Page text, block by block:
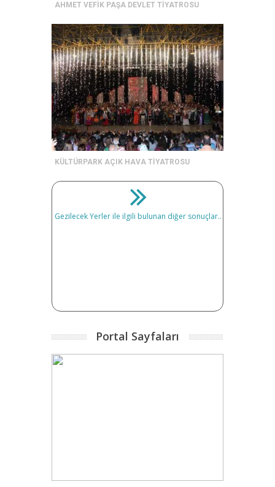
AHMET VEFİK PAŞA DEVLET TİYATROSU
KÜLTÜRPARK AÇIK HAVA TİYATROSU
Gezilecek Yerler ile ilgili bulunan diğer sonuçlar..
Portal Sayfaları